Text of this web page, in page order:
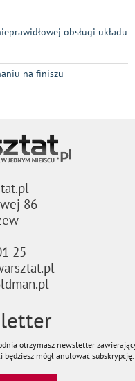
obsługi układu
na finiszu
86
25
otrzymasz newsletter
mógł anulować subskrypcję.